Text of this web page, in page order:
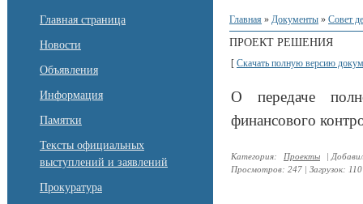
Главная страница
Новости
Объявления
Информация
Памятки
Тексты официальных
выступлений и заявлений
Прокуратура
Главная » Документы » Совет
ПРОЕКТ РЕШЕНИЯ
[ Скачать полную версию
О передаче
финансового
Категория: Проекты |
Просмотров: 247 | Загрузок: 110